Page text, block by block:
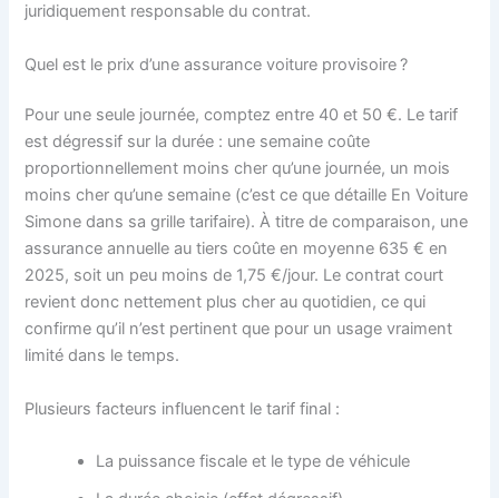
juridiquement responsable du contrat.
Quel est le prix d’une assurance voiture provisoire ?
Pour une seule journée, comptez entre 40 et 50 €. Le tarif
est dégressif sur la durée : une semaine coûte
proportionnellement moins cher qu’une journée, un mois
moins cher qu’une semaine (c’est ce que détaille En Voiture
Simone dans sa grille tarifaire). À titre de comparaison, une
assurance annuelle au tiers coûte en moyenne 635 € en
2025, soit un peu moins de 1,75 €/jour. Le contrat court
revient donc nettement plus cher au quotidien, ce qui
confirme qu’il n’est pertinent que pour un usage vraiment
limité dans le temps.
Plusieurs facteurs influencent le tarif final :
La puissance fiscale et le type de véhicule